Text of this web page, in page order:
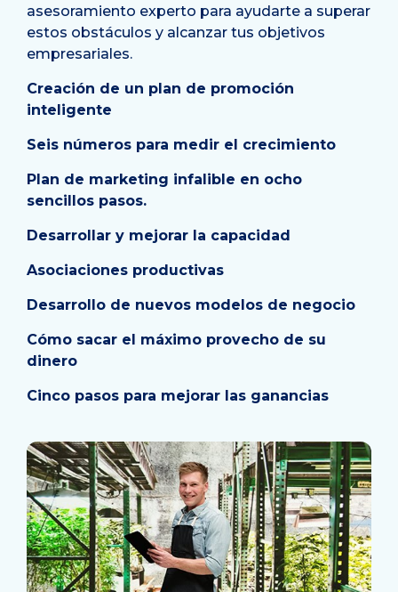
asesoramiento experto para ayudarte a superar
estos obstáculos y alcanzar tus objetivos
empresariales.
Creación de un plan de promoción
inteligente
Seis números para medir el crecimiento
Plan de marketing infalible en ocho
sencillos pasos.
Desarrollar y mejorar la capacidad
Asociaciones productivas
Desarrollo de nuevos modelos de negocio
Cómo sacar el máximo provecho de su
dinero
Cinco pasos para mejorar las ganancias